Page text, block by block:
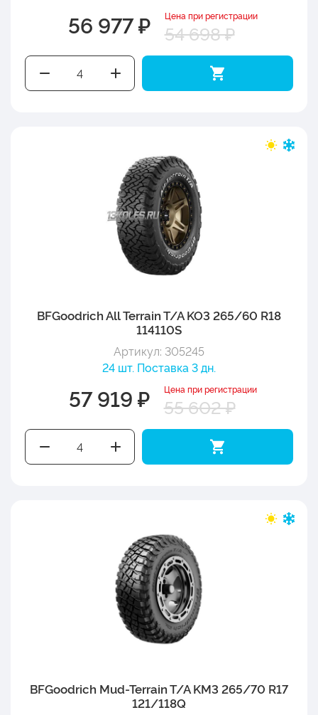
56 977 ₽ Цена при регистрации
54 698 ₽
BFGoodrich All Terrain T/A KO3 265/60 R18
114110S
Артикул: 305245
24 шт. Поставка 3 дн.
57 919 ₽ Цена при регистрации
55 602 ₽
BFGoodrich Mud-Terrain T/A KM3 265/70 R17
121/118Q